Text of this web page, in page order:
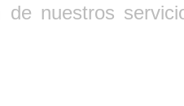
de nuestros